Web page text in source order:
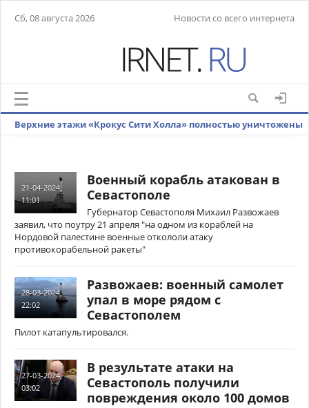
Сб, 08 августа 2026 Новости со всего интернета
Верхние этажи «Крокус Сити Холла» полностью уничтожены
21-04-2024,
11:01
Военный корабль атакован в
Севастополе
Губернатор Севастополя Михаил Развожаев
заявил, что поутру 21 апреля "на одном из кораблей на
Нордовой палестине военные откололи атаку
противокорабельной ракеты"
28-03-2024,
22:02
Развожаев: военный самолет
упал в море рядом с
Севастополем
Пилот катапультировался.
27-03-2024,
03:02
В результате атаки на
Севастополь получили
повреждения около 100 домов